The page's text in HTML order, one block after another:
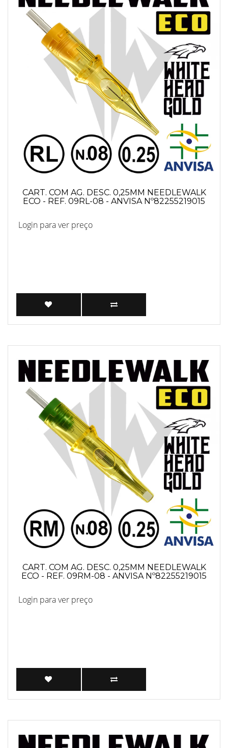
CART. COM AG. DESC. 0,25MM NEEDLEWALK
ECO - REF. 09RL-08 - ANVISA Nº82255219015
Login para ver preço
CART. COM AG. DESC. 0,25MM NEEDLEWALK
ECO - REF. 09RM-08 - ANVISA Nº82255219015
Login para ver preço